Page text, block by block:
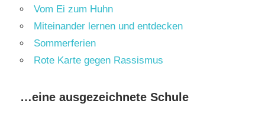
Vom Ei zum Huhn
Miteinander lernen und entdecken
Sommerferien
Rote Karte gegen Rassismus
…eine ausgezeichnete Schule